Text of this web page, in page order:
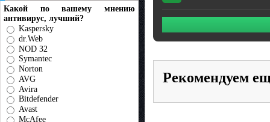
Какой по вашему мнению
антивирус, лучший?
Kaspersky
dr.Web
NOD 32
Symantec
Norton
AVG
Avira
Bitdefender
Avast
McAfee
Рекомендуем